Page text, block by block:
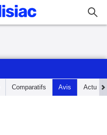
Comparatifs Avis Actu